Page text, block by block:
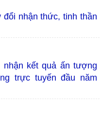
nhận thức, tinh thần
nhận kết quả ấn tượng
trực tuyến đầu năm